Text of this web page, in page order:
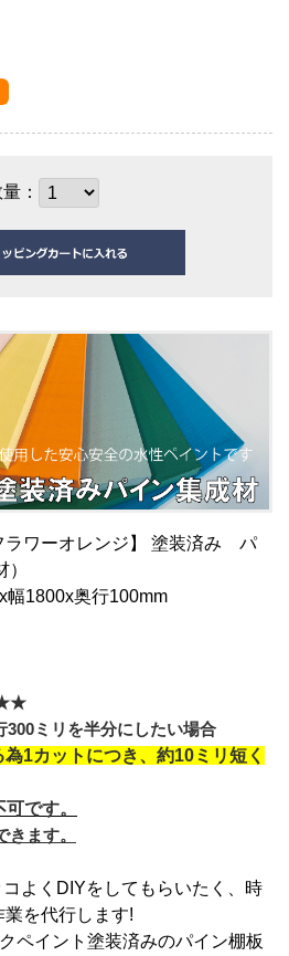
：
ラワーオレンジ】 塗装済み パ
幅1800x奥行100mm
★★
ミリを半分にしたい場合
1カットにつき、約10ミリ短く
です。
ます。
よくDIYをしてもらいたく、時
を代行します!
ペイント塗装済みのパイン棚板